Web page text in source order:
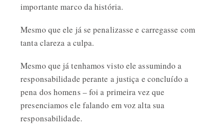
importante marco da história.
Mesmo que ele já se penalizasse e carregasse com
tanta clareza a culpa.
Mesmo que já tenhamos visto ele assumindo a
responsabilidade perante a justiça e concluído a
pena dos homens – foi a primeira vez que
presenciamos ele falando em voz alta sua
responsabilidade.